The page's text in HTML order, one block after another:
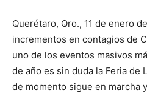
Querétaro, Qro., 11 de enero
incrementos en contagios de
uno de los eventos masivos
de año es sin duda la Feria de
de momento sigue en marcha